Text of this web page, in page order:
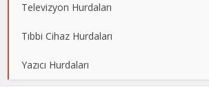
Televizyon Hurdaları
Tıbbi Cihaz Hurdaları
Yazıcı Hurdaları